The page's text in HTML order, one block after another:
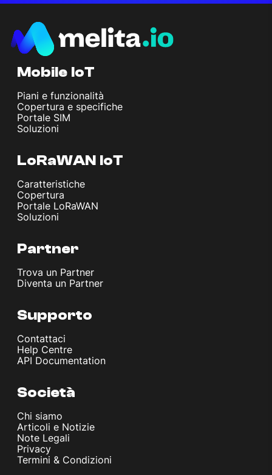
Mobile IoT
Piani e funzionalità
Copertura e specifiche
Portale SIM
Soluzioni
LoRaWAN IoT
Caratteristiche
Copertura
Portale LoRaWAN
Soluzioni
Partner
Trova un Partner
Diventa un Partner
Supporto
Contattaci
Help Centre
API Documentation
Società
Chi siamo
Articoli e Notizie
Note Legali
Privacy
Termini & Condizioni